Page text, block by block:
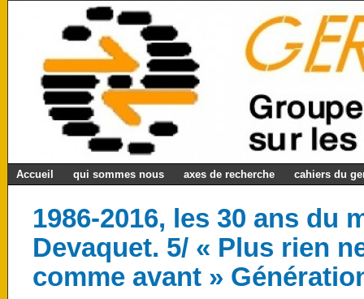
Accueil qui sommes nous axes de recherche cahiers du
1986-2016, les 30 ans du
Devaquet. 5/ « Plus rien
comme avant »